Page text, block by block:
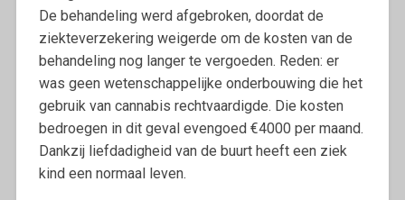
De behandeling werd afgebroken, doordat de
ziekteverzekering weigerde om de kosten van de
behandeling nog langer te vergoeden. Reden: er
was geen wetenschappelijke onderbouwing die het
gebruik van cannabis rechtvaardigde. Die kosten
bedroegen in dit geval evengoed €4000 per maand.
Dankzij liefdadigheid van de buurt heeft een ziek
kind een normaal leven.